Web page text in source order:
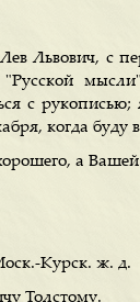
Львович, с
"Русской
с
когда буду
а
Курск. ж. д.
Толстому.